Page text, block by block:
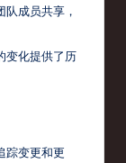
队成员共享，
变化提供了历
踪变更和更